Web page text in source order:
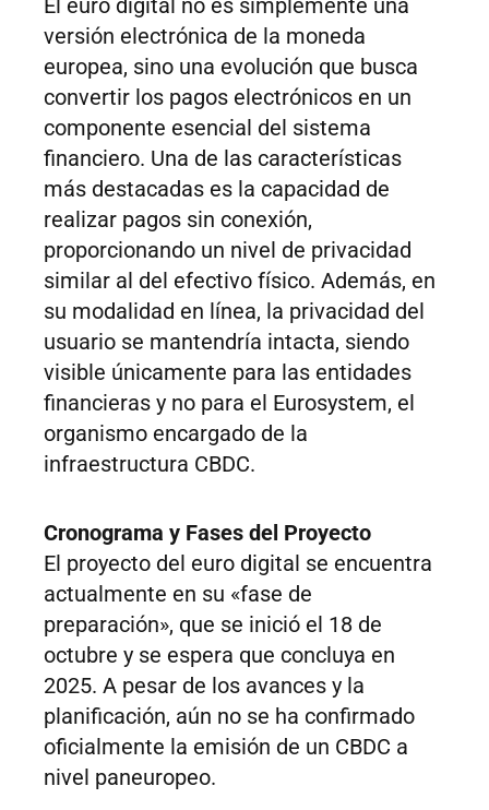
El euro digital no es simplemente una
versión electrónica de la moneda
europea, sino una evolución que busca
convertir los pagos electrónicos en un
componente esencial del sistema
financiero. Una de las características
más destacadas es la capacidad de
realizar pagos sin conexión,
proporcionando un nivel de privacidad
similar al del efectivo físico. Además, en
su modalidad en línea, la privacidad del
usuario se mantendría intacta, siendo
visible únicamente para las entidades
financieras y no para el Eurosystem, el
organismo encargado de la
infraestructura CBDC.
Cronograma y Fases del Proyecto
El proyecto del euro digital se encuentra
actualmente en su «fase de
preparación», que se inició el 18 de
octubre y se espera que concluya en
2025. A pesar de los avances y la
planificación, aún no se ha confirmado
oficialmente la emisión de un CBDC a
nivel paneuropeo.